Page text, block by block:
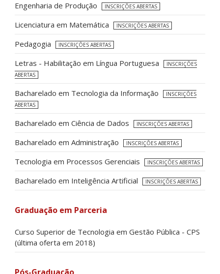
Engenharia de Produção INSCRIÇÕES ABERTAS
Licenciatura em Matemática INSCRIÇÕES ABERTAS
Pedagogia INSCRIÇÕES ABERTAS
Letras - Habilitação em Língua Portuguesa
INSCRIÇÕES
ABERTAS
Bacharelado em Tecnologia da Informação
INSCRIÇÕES
ABERTAS
Bacharelado em Ciência de Dados INSCRIÇÕES ABERTAS
Bacharelado em Administração INSCRIÇÕES ABERTAS
Tecnologia em Processos Gerenciais INSCRIÇÕES ABERTAS
Bacharelado em Inteligência Artificial INSCRIÇÕES ABERTAS
Graduação em Parceria
Curso Superior de Tecnologia em Gestão Pública - CPS
(última oferta em 2018)